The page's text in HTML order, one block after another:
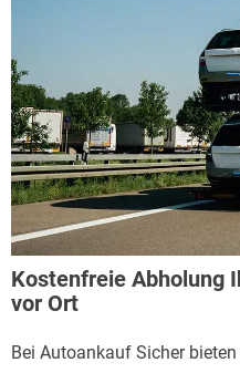
Kostenfreie Abholung
vor Ort
Bei Autoankauf Sicher